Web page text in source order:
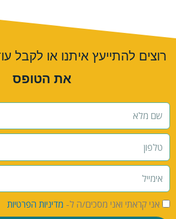
רוצים להתייעץ איתנו או לקבל
את הטופס
אני קראתי ואני מסכים/ה ל- מדיניות הפרטיות